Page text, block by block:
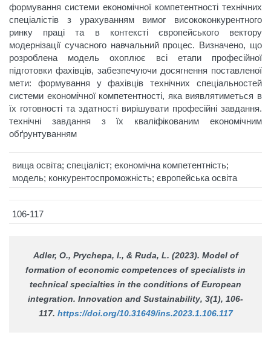
формування системи економічної компетентності технічних
спеціалістів з урахуванням вимог висококонкурентного
ринку праці та в контексті європейського вектору
модернізації сучасного навчальний процес. Визначено, що
розроблена модель охоплює всі етапи професійної
підготовки фахівців, забезпечуючи досягнення поставленої
мети: формування у фахівців технічних спеціальностей
системи економічної компетентності, яка виявлятиметься в
їх готовності та здатності вирішувати професійні завдання.
технічні завдання з їх кваліфікованим економічним
обґрунтуванням
вища освіта; спеціаліст; економічна компетентність;
модель; конкурентоспроможність; європейська освіта
106-117
Adler, О., Prychepa, I., & Ruda, L. (2023). Model of
formation of economic competences of specialists in
technical specialties in the conditions of European
integration. Innovation and Sustainability, 3(1), 106-
117. https://doi.org/10.31649/ins.2023.1.106.117